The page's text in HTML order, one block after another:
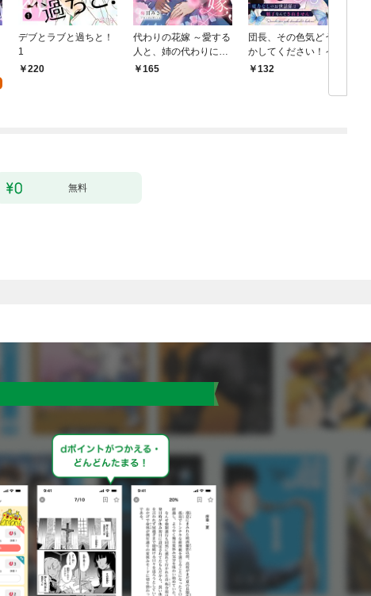
デブとラブと過ちと！
1
220
代わりの花嫁 ～愛する
人と、姉の代わりに結
婚します～ 1
165
団長、その色気どうに
かしてください！～魔
力なしのお世話係は魅
132
無料